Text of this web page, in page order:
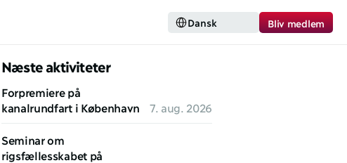
Select Language
Dansk Bliv medlem
Næste aktiviteter
Forpremiere på
kanalrundfart i København
7. aug. 2026
Seminar om
rigsfællesskabet på